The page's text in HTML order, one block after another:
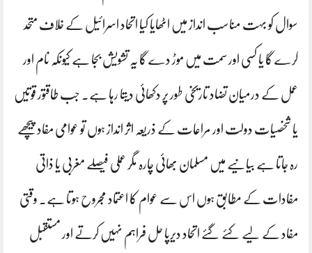
سوال کو بہت مناسب انداز میں اٹھایا کیا اتحاد اسرائیل کے خلاف متحد
کرے گا یا کسی اور سمت میں موڑ دے گا یہ تشویش بجا ہے کیونکہ نام اور
عمل کے درمیان تضاد تاریخی طور پر دکھائی دیتا رہا ہے۔ جب طاقتور قوتیں
یا شخصیات دولت اور مراعات کے ذریعہ اثر انداز ہوں تو عوامی مفاد پیچھے
رہ جاتا ہے بیانیے میں مسلمان بھائی چارہ مگر عملی فیصلے مغربی یا ذاتی
مفادات کے مطابق ہوں اس سے عوام کا اعتماد مجروح ہوتا ہے۔ وقتی
مفاد کے لیے کئے گئے اتحاد دیرپا حل فراہم نہیں کرتے اور مستقبل